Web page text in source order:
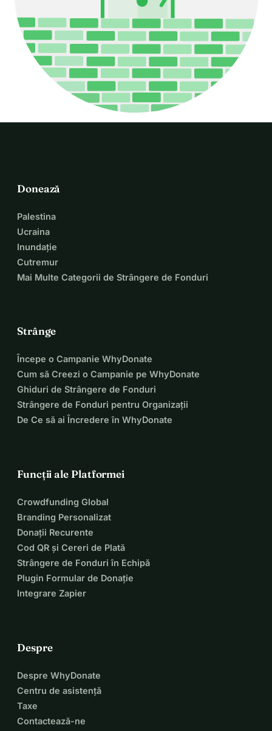
Donează
Palestina
Ucraina
Inundație
Cutremur
Mai Multe Categorii de Strângere de Fonduri
Strânge
Începe o Campanie WhyDonate
Cum să Creezi o Campanie pe WhyDonate
Ghiduri de Strângere de Fonduri
Strângere de Fonduri pentru Organizații
De Ce să ai Încredere în WhyDonate
Funcții ale Platformei
Crowdfunding Global
Branding Personalizat
Donații Recurente
Cod QR și Cereri de Plată
Strângere de Fonduri în Echipă
Plugin Formular de Donație
Integrare Zapier
Despre
Despre WhyDonate
Centru de asistență
Taxe
Contactează-ne